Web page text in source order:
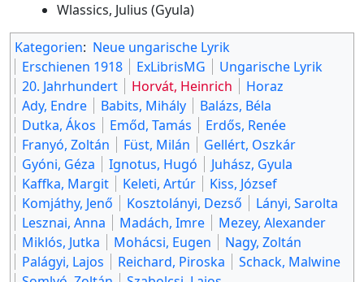
Wlassics, Julius (Gyula)
Kategorien: Neue ungarische Lyrik
Erschienen 1918
ExLibrisMG
Ungarische Lyrik
20. Jahrhundert
Horvát, Heinrich
Horaz
Ady, Endre
Babits, Mihály
Balázs, Béla
Dutka, Ákos
Emőd, Tamás
Erdős, Renée
Franyó, Zoltán
Füst, Milán
Gellért, Oszkár
Gyóni, Géza
Ignotus, Hugó
Juhász, Gyula
Kaffka, Margit
Keleti, Artúr
Kiss, József
Komjáthy, Jenő
Kosztolányi, Dezső
Lányi, Sarolta
Lesznai, Anna
Madách, Imre
Mezey, Alexander
Miklós, Jutka
Mohácsi, Eugen
Nagy, Zoltán
Palágyi, Lajos
Reichard, Piroska
Schack, Malwine